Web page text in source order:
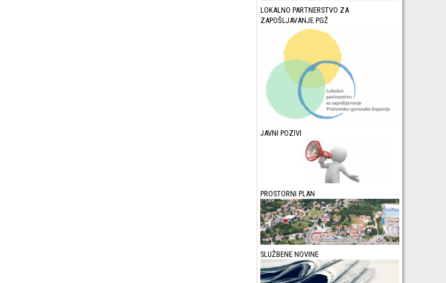
LOKALNO PARTNERSTVO ZA
ZAPOŠLJAVANJE PGŽ
JAVNI POZIVI
PROSTORNI PLAN
SLUŽBENE NOVINE